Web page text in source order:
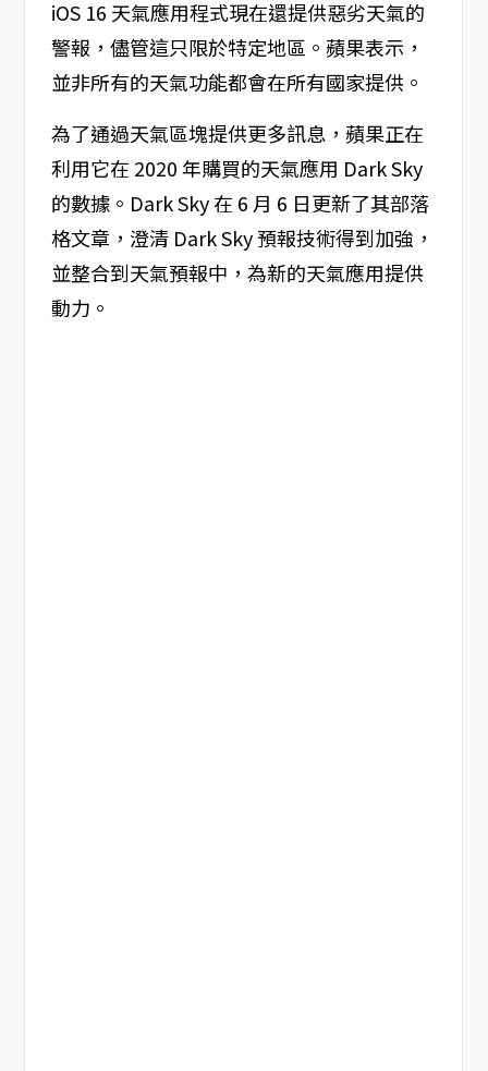
iOS 16 天氣應用程式現在還提供惡劣天氣的
警報，儘管這只限於特定地區。蘋果表示，
並非所有的天氣功能都會在所有國家提供。
為了通過天氣區塊提供更多訊息，蘋果正在
利用它在 2020 年購買的天氣應用 Dark Sky
的數據。Dark Sky 在 6 月 6 日更新了其部落
格文章，澄清 Dark Sky 預報技術得到加強，
並整合到天氣預報中，為新的天氣應用提供
動力。